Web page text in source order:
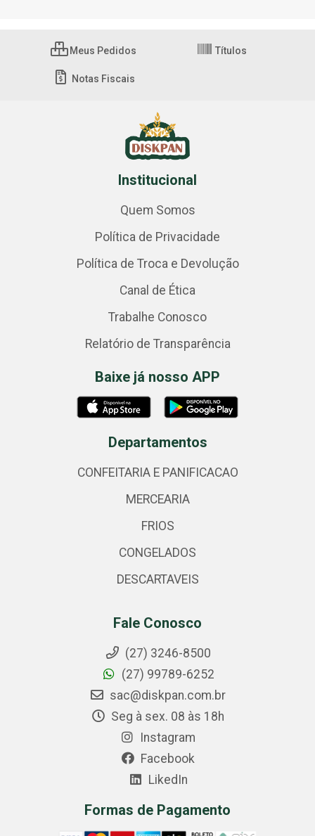
Meus Pedidos Títulos
Notas Fiscais
Institucional
Quem Somos
Política de Privacidade
Política de Troca e Devolução
Canal de Ética
Trabalhe Conosco
Relatório de Transparência
Baixe já nosso APP
Departamentos
CONFEITARIA E PANIFICACAO
MERCEARIA
FRIOS
CONGELADOS
DESCARTAVEIS
Fale Conosco
(27) 3246-8500
(27) 99789-6252
sac@diskpan.com.br
Seg à sex. 08 às 18h
Instagram
Facebook
LikedIn
Formas de Pagamento